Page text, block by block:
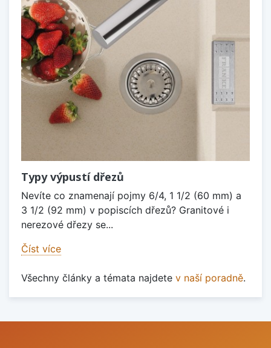
Typy výpustí dřezů
Nevíte co znamenají pojmy 6/4, 1 1/2 (60 mm) a
3 1/2 (92 mm) v popiscích dřezů? Granitové i
nerezové dřezy se...
Číst více
Všechny články a témata najdete v naší poradně.